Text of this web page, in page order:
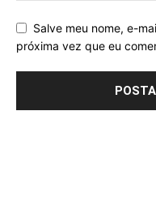
Salve meu nome, e-
próxima vez que eu